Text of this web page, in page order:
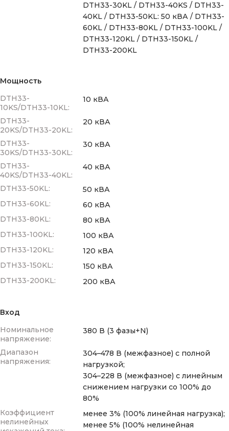
DTH33-30KL / DTH33-40KS / DTH33-
40KL / DTH33-50KL: 50 кВА / DTH33-
60KL / DTH33-80KL / DTH33-100KL /
DTH33-120KL / DTH33-150KL /
DTH33-200KL
Мощность
DTH33-
10KS/DTH33-10KL:
10 кВА
DTH33-
20KS/DTH33-20KL:
20 кВА
DTH33-
30KS/DTH33-30KL:
30 кВА
DTH33-
40KS/DTH33-40KL:
40 кВА
DTH33-50KL:
50 кВА
DTH33-60KL:
60 кВА
DTH33-80KL:
80 кВА
DTH33-100KL:
100 кВА
DTH33-120KL:
120 кВА
DTH33-150KL:
150 кВА
DTH33-200KL:
200 кВА
Вход
Номинальное
напряжение:
380 В (3 фазы+N)
Диапазон
напряжения:
304–478 В (межфазное) с полной
нагрузкой;
304–228 В (межфазное) с линейным
снижением нагрузки со 100% до
80%
Коэффициент
нелинейных
менее 3% (100% линейная нагрузка);
менее 5% (100% нелинейная